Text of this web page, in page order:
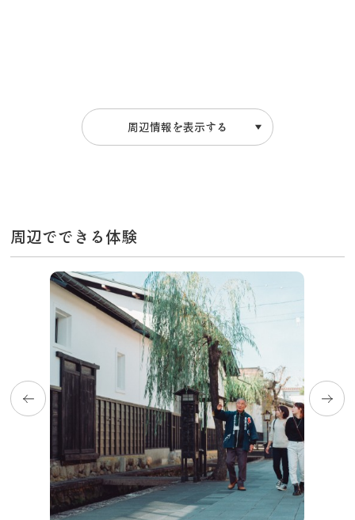
飛騨市の６つの魅力
ひだじまん図鑑
交通機関・道路情報
協会について
パンフレット
写真ダウンロード
関連リンク
お問い合わせ
周辺情報を表示する
周辺でできる体験